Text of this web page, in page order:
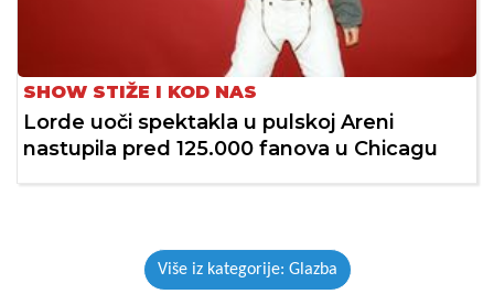
SHOW STIŽE I KOD NAS
Lorde uoči spektakla u pulskoj Areni
nastupila pred 125.000 fanova u Chicagu
Više iz kategorije: Glazba